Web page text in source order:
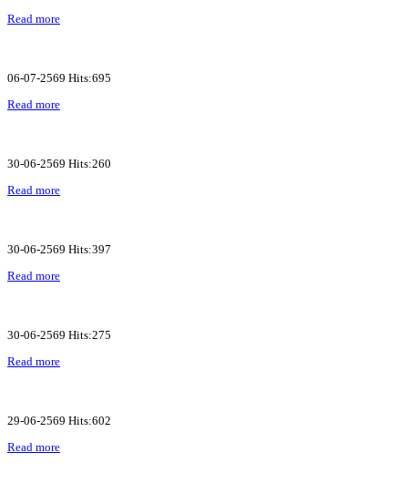
Read more
06-07-2569 Hits:695
Read more
30-06-2569 Hits:260
Read more
30-06-2569 Hits:397
Read more
30-06-2569 Hits:275
Read more
29-06-2569 Hits:602
Read more